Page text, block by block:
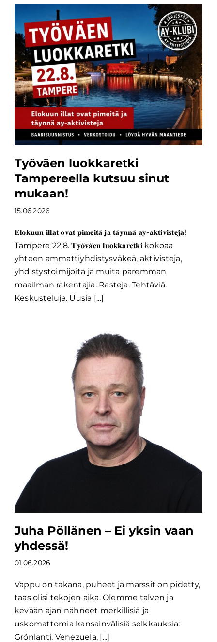
Työväen luokkaretki
Tampereella kutsuu sinut
mukaan!
15.06.2026
𝐄𝐥𝐨𝐤𝐮𝐮𝐧 𝐢𝐥𝐥𝐚𝐭 𝐨𝐯𝐚𝐭 𝐩𝐢𝐦𝐞𝐢𝐭𝐚̈ 𝐣𝐚 𝐭𝐚̈𝐲𝐧𝐧𝐚̈ 𝐚𝐲-𝐚𝐤𝐭𝐢𝐯𝐢𝐬𝐭𝐞𝐣𝐚!
Tampere 22.8. 𝐓𝐲𝐨̈𝐯𝐚̈𝐞𝐧 𝐥𝐮𝐨𝐤𝐤𝐚𝐫𝐞𝐭𝐤𝐢 kokoaa
yhteen ammattiyhdistysväkeä, aktivisteja,
yhdistystoimijoita ja muita paremman
maailman rakentajia. Rasteja. Tehtäviä.
Keskusteluja. Uusia [...]
Juha Pöllänen – Ei yksin vaan
yhdessä!
01.06.2026
Vappu on takana, puheet ja marssit on pidetty,
taas olisi tekojen aika. Olemme talven ja
kevään ajan nähneet merkillisiä ja
uskomattomia kansainvälisiä selkkauksia:
Grönlanti, Venezuela, [...]